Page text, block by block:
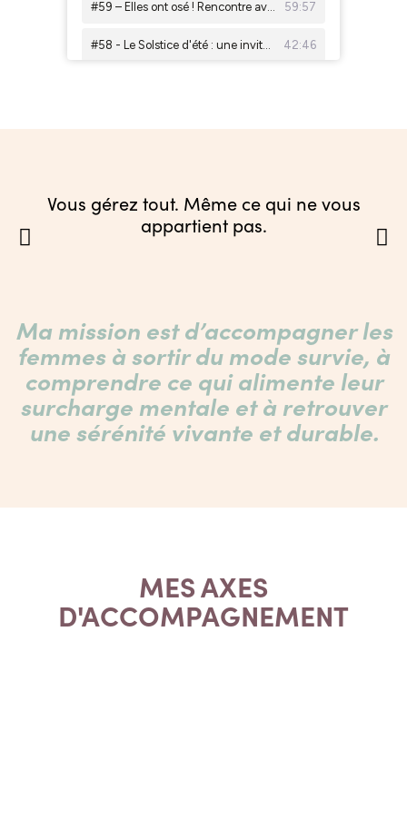
Vous gérez tout. Même ce qui ne vous
appartient pas.
Ma mission est d’accompagner les
femmes à sortir du mode survie, à
comprendre ce qui alimente leur
surcharge mentale et à retrouver
une sérénité vivante et durable.
MES AXES
D'ACCOMPAGNEMENT